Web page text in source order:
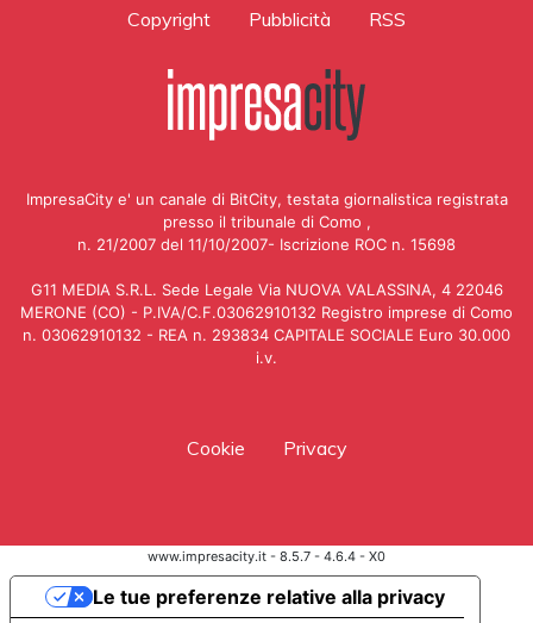
Copyright Pubblicità RSS
ImpresaCity e' un canale di BitCity, testata giornalistica registrata
presso il tribunale di Como ,
n. 21/2007 del 11/10/2007- Iscrizione ROC n. 15698
G11 MEDIA S.R.L. Sede Legale Via NUOVA VALASSINA, 4 22046
MERONE (CO) - P.IVA/C.F.03062910132 Registro imprese di Como
n. 03062910132 - REA n. 293834 CAPITALE SOCIALE Euro 30.000
i.v.
Cookie Privacy
www.impresacity.it - 8.5.7 - 4.6.4 - X0
Le tue preferenze relative alla privacy